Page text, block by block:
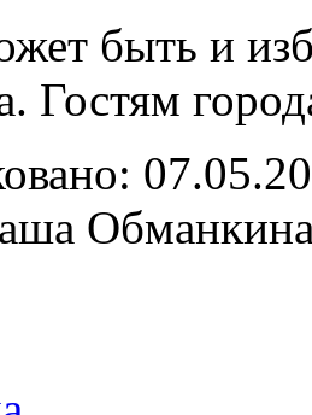
быть и
Гостям